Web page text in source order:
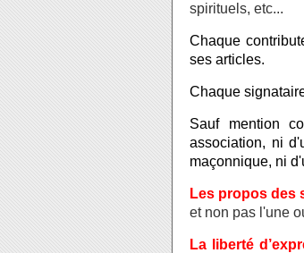
spirituels, etc...
Chaque
ses articles.
Chaque
Sauf mention
association, ni
maçonnique, ni
Les propos des
et non pas l'une
La liberté